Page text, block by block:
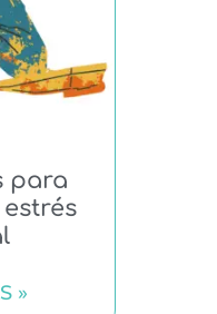
para
»